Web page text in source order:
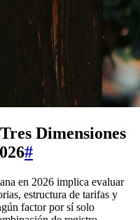
Dimensiones
#
en 2026 implica evaluar
estructura de tarifas y
factor por sí solo